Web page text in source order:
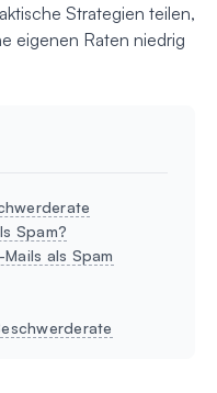
Strategien teilen,
eigenen Raten niedrig
Spam?
als Spam